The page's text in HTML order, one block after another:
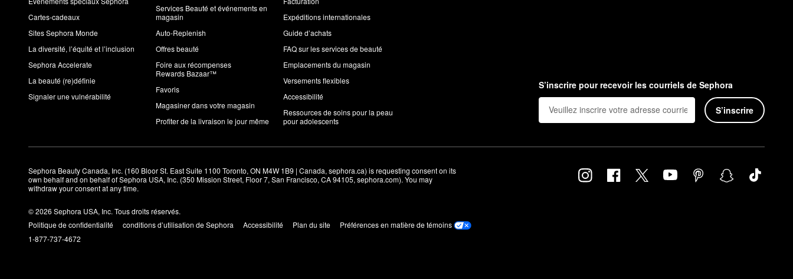
Cartes-cadeaux
Sites Sephora Monde
La diversité, l’équité et l’inclusion
Sephora Accelerate
La beauté (re)définie
Signaler une vulnérabilité
Services Beauté et événements en
magasin
Auto-Replenish
Offres beauté
Foire aux récompenses
Rewards Bazaar™
Favoris
Magasiner dans votre magasin
Profiter de la livraison le jour même
Expéditions internationales
Guide d’achats
FAQ sur les services de beauté
Emplacements du magasin
Versements flexibles
Accessibilité
Ressources de soins pour la peau
pour adolescents
S’inscrire pour recevoir les courriels de Sephora
S’inscrire
Sephora Beauty Canada, Inc. (160 Bloor St. East Suite 1100 Toronto, ON M4W 1B9 | Canada, sephora.ca) is requesting consent on its
own behalf and on behalf of Sephora USA, Inc. (350 Mission Street, Floor 7, San Francisco, CA 94105, sephora.com). You may
withdraw your consent at any time.
© 2026 Sephora USA, Inc. Tous droits réservés.
Politique de confidentialité
conditions d’utilisation de Sephora Accessibilité Plan du site
Préférences en matière de témoins
1-877-737-4672